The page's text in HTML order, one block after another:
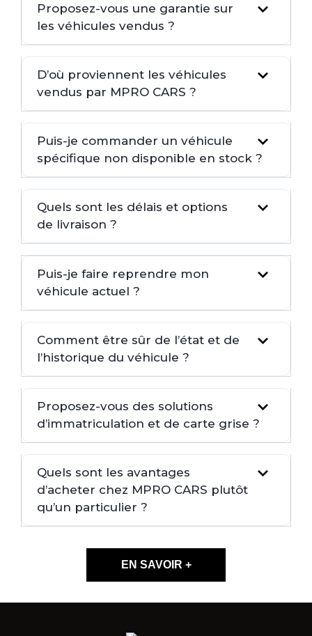
Proposez-vous une garantie sur
les véhicules vendus ?
D’où proviennent les véhicules
vendus par MPRO CARS ?
Puis-je commander un véhicule
spécifique non disponible en stock ?
Quels sont les délais et options
de livraison ?
Puis-je faire reprendre mon
véhicule actuel ?
Comment être sûr de l’état et de
l’historique du véhicule ?
Proposez-vous des solutions
d’immatriculation et de carte grise ?
Quels sont les avantages
d’acheter chez MPRO CARS plutôt
qu’un particulier ?
EN SAVOIR +